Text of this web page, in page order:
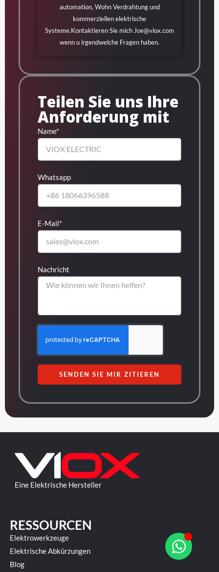
automation, Wohn Verdrahtung und
kommerziellen elektrische
Systeme.Kontaktieren Sie michJoe@viox.com
wenn u irgendwelche Fragen haben.
Teilen Sie uns Ihre
Anforderung mit
Name*
Whatsapp
E-Mail*
Nachricht
SENDEN SIE MIR ZITIEREN
Eine Elektrische Hersteller
RESSOURCEN
Elektrowerkzeuge
Elektrische Abkürzungen
Blog